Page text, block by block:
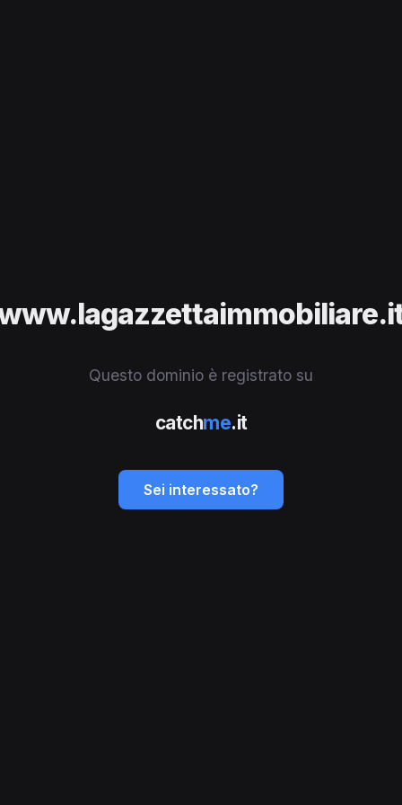
Questo dominio è registrato su
catchme.it
Sei interessato?